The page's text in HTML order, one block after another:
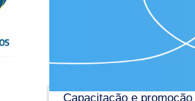
Capacitação e